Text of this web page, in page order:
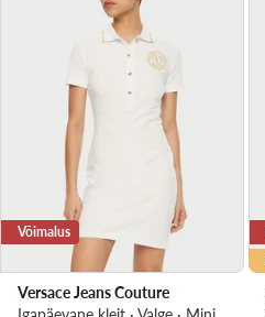
Võimalus
Versace Jeans Couture